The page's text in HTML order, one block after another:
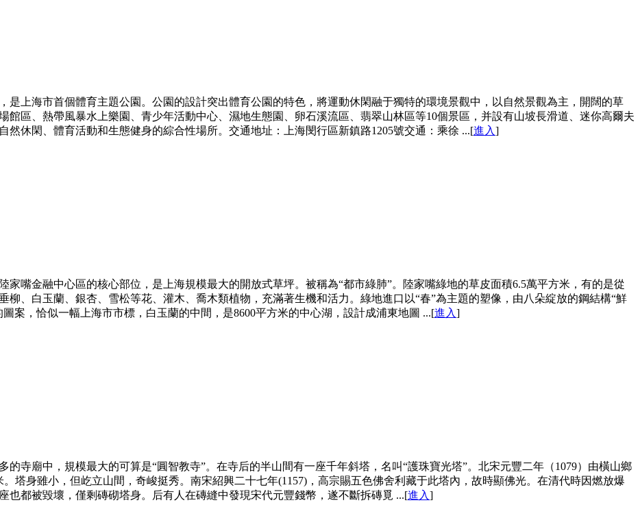
是上海市首個體育主題公園。公園的設計突出體育公園的特色，將運動休閑融于獨特的環境景觀中，以自然景觀為主，開闊的草
館區、熱帶風暴水上樂園、青少年活動中心、濕地生態園、卵石溪流區、翡翠山林區等10個景區，并設有山坡長滑道、迷你高爾夫
休閑、體育活動和生態健身的綜合性場所。交通地址：上海閔行區新鎮路1205號交通：乘徐 ...[進入]
家嘴金融中心區的核心部位，是上海規模最大的開放式草坪。被稱為“都市綠肺”。陸家嘴綠地的草皮面積6.5萬平方米，有的是從
柳、白玉蘭、銀杏、雪松等花、灌木、喬木類植物，充滿著生機和活力。綠地進口以“春”為主題的塑像，由八朵綻放的鋼結構“鮮
案，恰似一幅上海市市標，白玉蘭的中間，是8600平方米的中心湖，設計成浦東地圖 ...[進入]
寺廟中，規模最大的可算是“圓智教寺”。在寺后的半山間有一座千年斜塔，名叫“護珠寶光塔”。北宋元豐二年（1079）由橫山鄉
塔身雖小，但屹立山間，奇峻挺秀。南宋紹興二十七年(1157)，高宗賜五色佛舍利藏于此塔內，故時顯佛光。在清代時因燃放爆
也都被毀壞，僅剩磚砌塔身。后有人在磚縫中發現宋代元豐錢幣，遂不斷拆磚覓 ...[進入]